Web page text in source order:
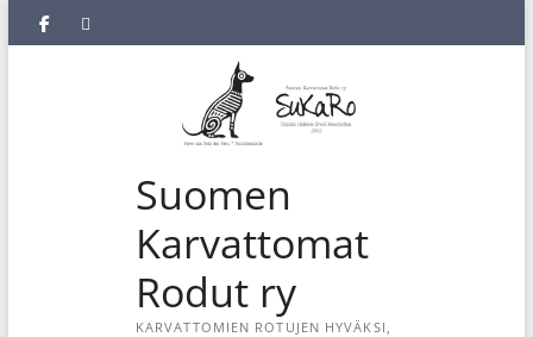
SuKaRo
rekisteriseloste
Suomen
Karvattomat
Rodut ry
KARVATTOMIEN ROTUJEN HYVÄKSI,